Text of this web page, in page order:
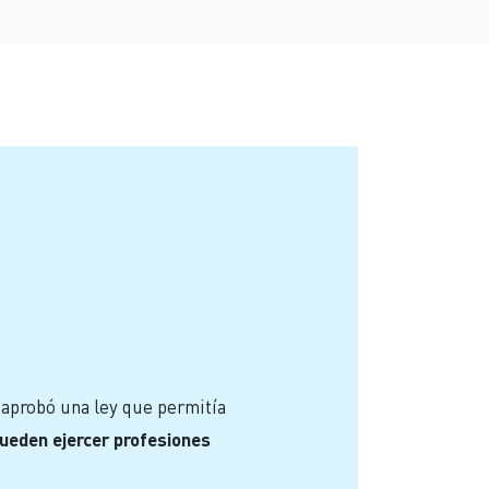
una ley que permitía
ejercer profesiones